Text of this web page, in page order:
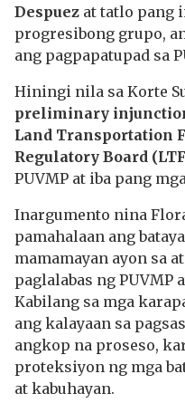
Despuez at tatlo pang
progresibong grupo,
ang pagpapatupad sa
Hiningi nila sa Korte
preliminary
Land Transportation
Regulatory Board
PUVMP at iba pang
Inargumento nina
pamahalaan ang
mamamayan ayon sa
paglalabas ng
Kabilang sa mga
ang kalayaan sa
angkop na proseso,
proteksiyon ng mga
at kabuhayan.